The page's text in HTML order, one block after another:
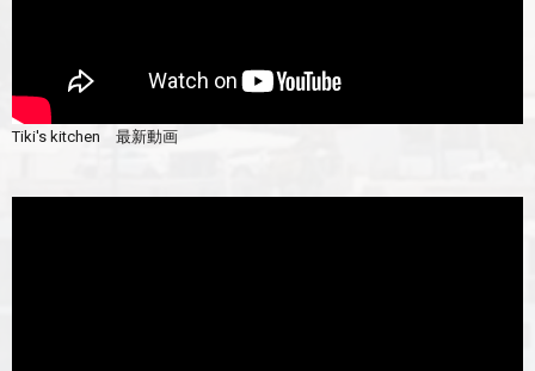
Tiki's kitchen 最新動画